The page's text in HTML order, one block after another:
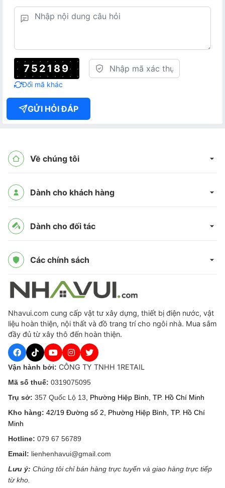
752189
Đổi mã khác
GỬI HỎI ĐÁP
Về chúng tôi
Dành cho khách hàng
Dành cho đối tác
Các chính sách
Nhavui.com cung cấp vật tư xây dựng, thiết bị điện nước, vật
liệu hoàn thiện, nội thất và đồ trang trí cho ngôi nhà. Mua sắm
đầy đủ từ xây thô đến hoàn thiện.
Vận hành bởi: CÔNG TY TNHH 1RETAIL
Mã số thuế: 0319075095
Trụ sở: 357 Quốc Lộ 13 , Phường Hiệp Bình, TP. Hồ Chí Minh
Kho hàng: 42/19 Đường số 2, Phường Hiệp Bình, TP. Hồ Chí
Minh
Hotline: 079 67 56789
Email: lienhenhavui@gmail.com
Lưu ý: Chúng tôi chỉ bán hàng trực tuyến và giao hàng trực tiếp
từ kho.